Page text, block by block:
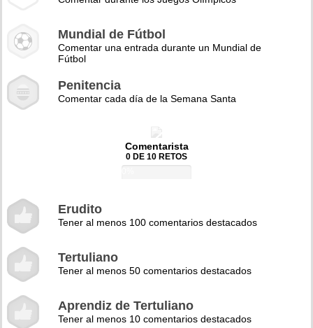
Mundial de Fútbol
Comentar una entrada durante un Mundial de
Fútbol
Penitencia
Comentar cada día de la Semana Santa
Comentarista
0 DE 10 RETOS
Erudito
Tener al menos 100 comentarios destacados
Tertuliano
Tener al menos 50 comentarios destacados
Aprendiz de Tertuliano
Tener al menos 10 comentarios destacados